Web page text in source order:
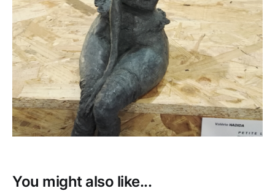
You might also like...